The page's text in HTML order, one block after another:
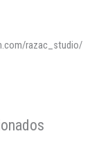
razac_studio/